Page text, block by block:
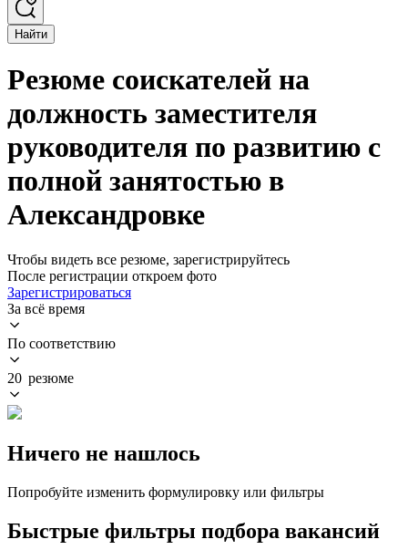
Найти
Резюме соискателей на
должность заместителя
руководителя по развитию с
полной занятостью в
Александровке
Чтобы видеть все резюме, зарегистрируйтесь
После регистрации откроем фото
Зарегистрироваться
За всё время
По соответствию
20 резюме
Ничего не нашлось
Попробуйте изменить формулировку или фильтры
Быстрые фильтры подбора вакансий